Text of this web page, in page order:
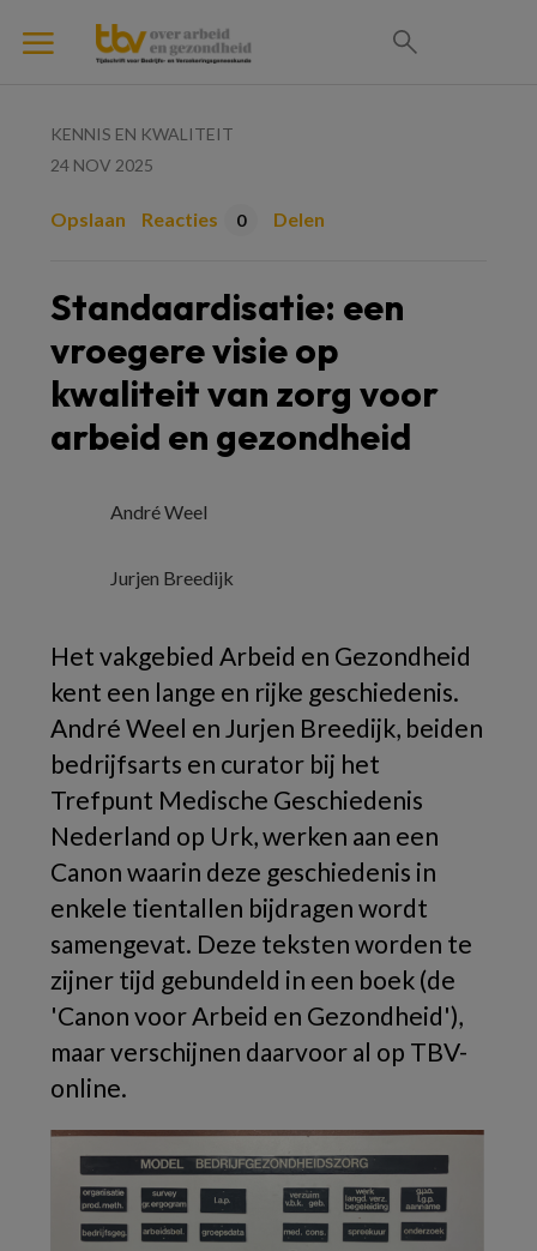
KENNIS EN KWALITEIT
24 NOV 2025
Opslaan Reacties 0 Delen
Standaardisatie: een
vroegere visie op
kwaliteit van zorg voor
arbeid en gezondheid
André Weel
Jurjen Breedijk
Het vakgebied Arbeid en Gezondheid
kent een lange en rijke geschiedenis.
André Weel en Jurjen Breedijk, beiden
bedrijfsarts en curator bij het
Trefpunt Medische Geschiedenis
Nederland op Urk, werken aan een
Canon waarin deze geschiedenis in
enkele tientallen bijdragen wordt
samengevat. Deze teksten worden te
zijner tijd gebundeld in een boek (de
'Canon voor Arbeid en Gezondheid'),
maar verschijnen daarvoor al op TBV-
online.